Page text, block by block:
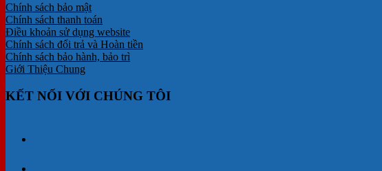
Chính sách bảo mật
Chính sách thanh toán
Điều khoản sử dụng website
Chính sách đổi trả và Hoàn tiền
Chính sách bảo hành, bảo trì
Giới Thiệu Chung
KẾT NỐI VỚI CHÚNG TÔI